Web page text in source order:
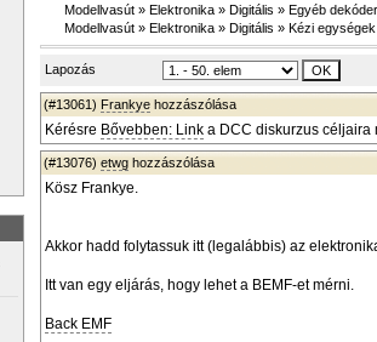
Modellvasút » Elektronika » Digitális » Egyéb
Modellvasút » Elektronika » Digitális » Kézi egységek
Lapozás
(#13061) Frankye hozzászólása
Kérésre Bővebben: Link a DCC diskurzus céljaira
(#13076) etwg hozzászólása
Kösz Frankye.
Akkor hadd folytassuk itt (legalábbis) az
Itt van egy eljárás, hogy lehet a BEMF-et mérni.
Back EMF